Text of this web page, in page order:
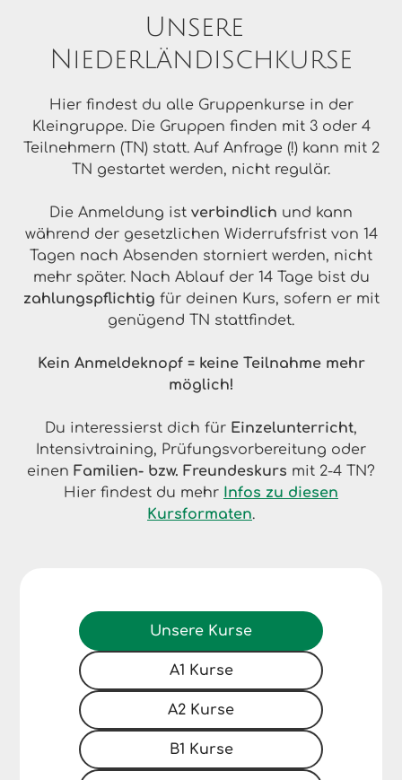
Unsere
Niederländischkurse
Hier findest du alle Gruppenkurse in der
Kleingruppe. Die Gruppen finden mit 3 oder 4
Teilnehmern (TN) statt. Auf Anfrage (!)kann mit 2
TN gestartet werden, nicht regulär.
Die Anmeldung ist verbindlich und kann
während der gesetzlichen Widerrufsfrist von 14
Tagen nach Absenden storniert werden, nicht
mehr später. Nach Ablauf der 14 Tage bist du
zahlungspflichtig für deinen Kurs, sofern er mit
genügend TN stattfindet.
Kein Anmeldeknopf = keine Teilnahme mehr
möglich!
Du interessierst dich für Einzelunterricht,
Intensivtraining, Prüfungsvorbereitung oder
einen Familien- bzw. Freundeskurs mit 2-4 TN?
Hier findest du mehr Infos zu diesen
Kursformaten.
Unsere Kurse
A1 Kurse
A2 Kurse
B1 Kurse